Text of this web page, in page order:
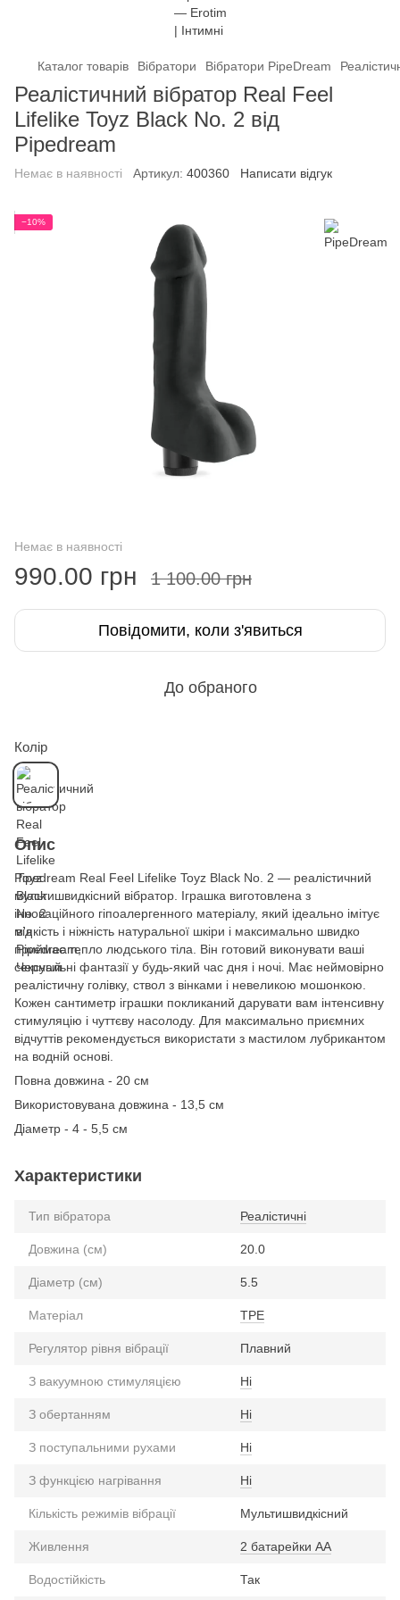
Каталог товарів Вібратори Вібратори PipeDream
Реалістичний вібратор Real Feel
Lifelike Toyz Black No. 2 від
Pipedream
Немає в наявності Артикул: 400360 Написати відгук
−10%
Немає в наявності
990.00 грн 1 100.00 грн
Повідомити, коли з'явиться
До обраного
Колір
Опис
Pipedream Real Feel Lifelike Toyz Black No. 2 ― реалістичний
мультишвидкісний вібратор. Іграшка виготовлена з
інноваційного гіпоалергенного матеріалу, який ідеально імітує
м'якість і ніжність натуральної шкіри і максимально швидко
приймає тепло людського тіла. Він готовий виконувати ваші
сексуальні фантазії у будь-який час дня і ночі. Має неймовірно
реалістичну голівку, ствол з вінками і невеликою мошонкою.
Кожен сантиметр іграшки покликаний дарувати вам інтенсивну
стимуляцію і чуттєву насолоду. Для максимально приємних
відчуттів рекомендується використати з мастилом лубрикантом
на водній основі.
Повна довжина - 20 см
Використовувана довжина - 13,5 см
Діаметр - 4 - 5,5 см
Характеристики
Тип вібратора Реалістичні
Довжина (см) 20.0
Діаметр (см) 5.5
Матеріал TPE
Регулятор рівня вібрації Плавний
З вакуумною стимуляцією Ні
З обертанням Ні
З поступальними рухами Ні
З функцією нагрівання Ні
Кількість режимів вібрації Мультишвидкісний
Живлення 2 батарейки АА
Водостійкість Так